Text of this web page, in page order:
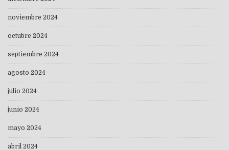
noviembre 2024
octubre 2024
septiembre 2024
agosto 2024
julio 2024
junio 2024
mayo 2024
abril 2024